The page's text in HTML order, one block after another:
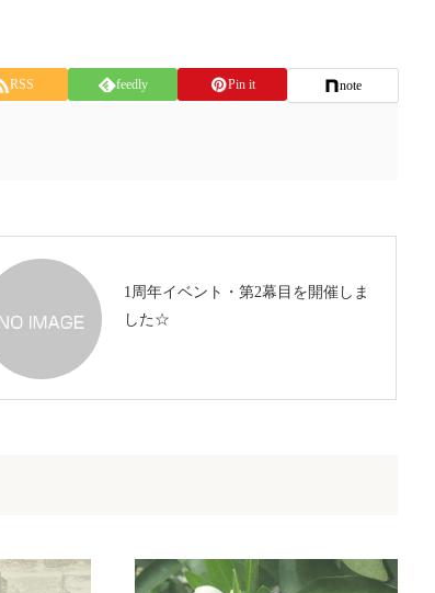
RSS feedly Pin it note
1周年イベント・第2幕目を開催しま
した☆